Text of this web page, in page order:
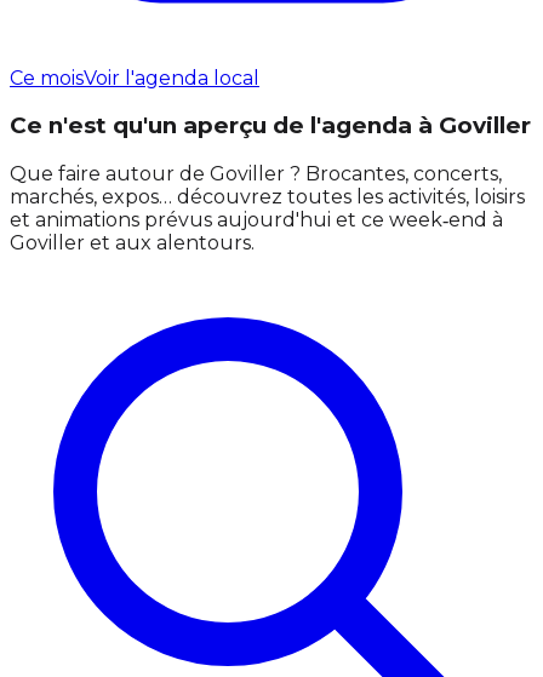
Ce moisVoir l'agenda local
Ce n'est qu'un aperçu de l'agenda à Goviller
Que faire autour de Goviller ? Brocantes, concerts,
marchés, expos… découvrez toutes les activités, loisirs
et animations prévus aujourd'hui et ce week‑end à
Goviller et aux alentours.